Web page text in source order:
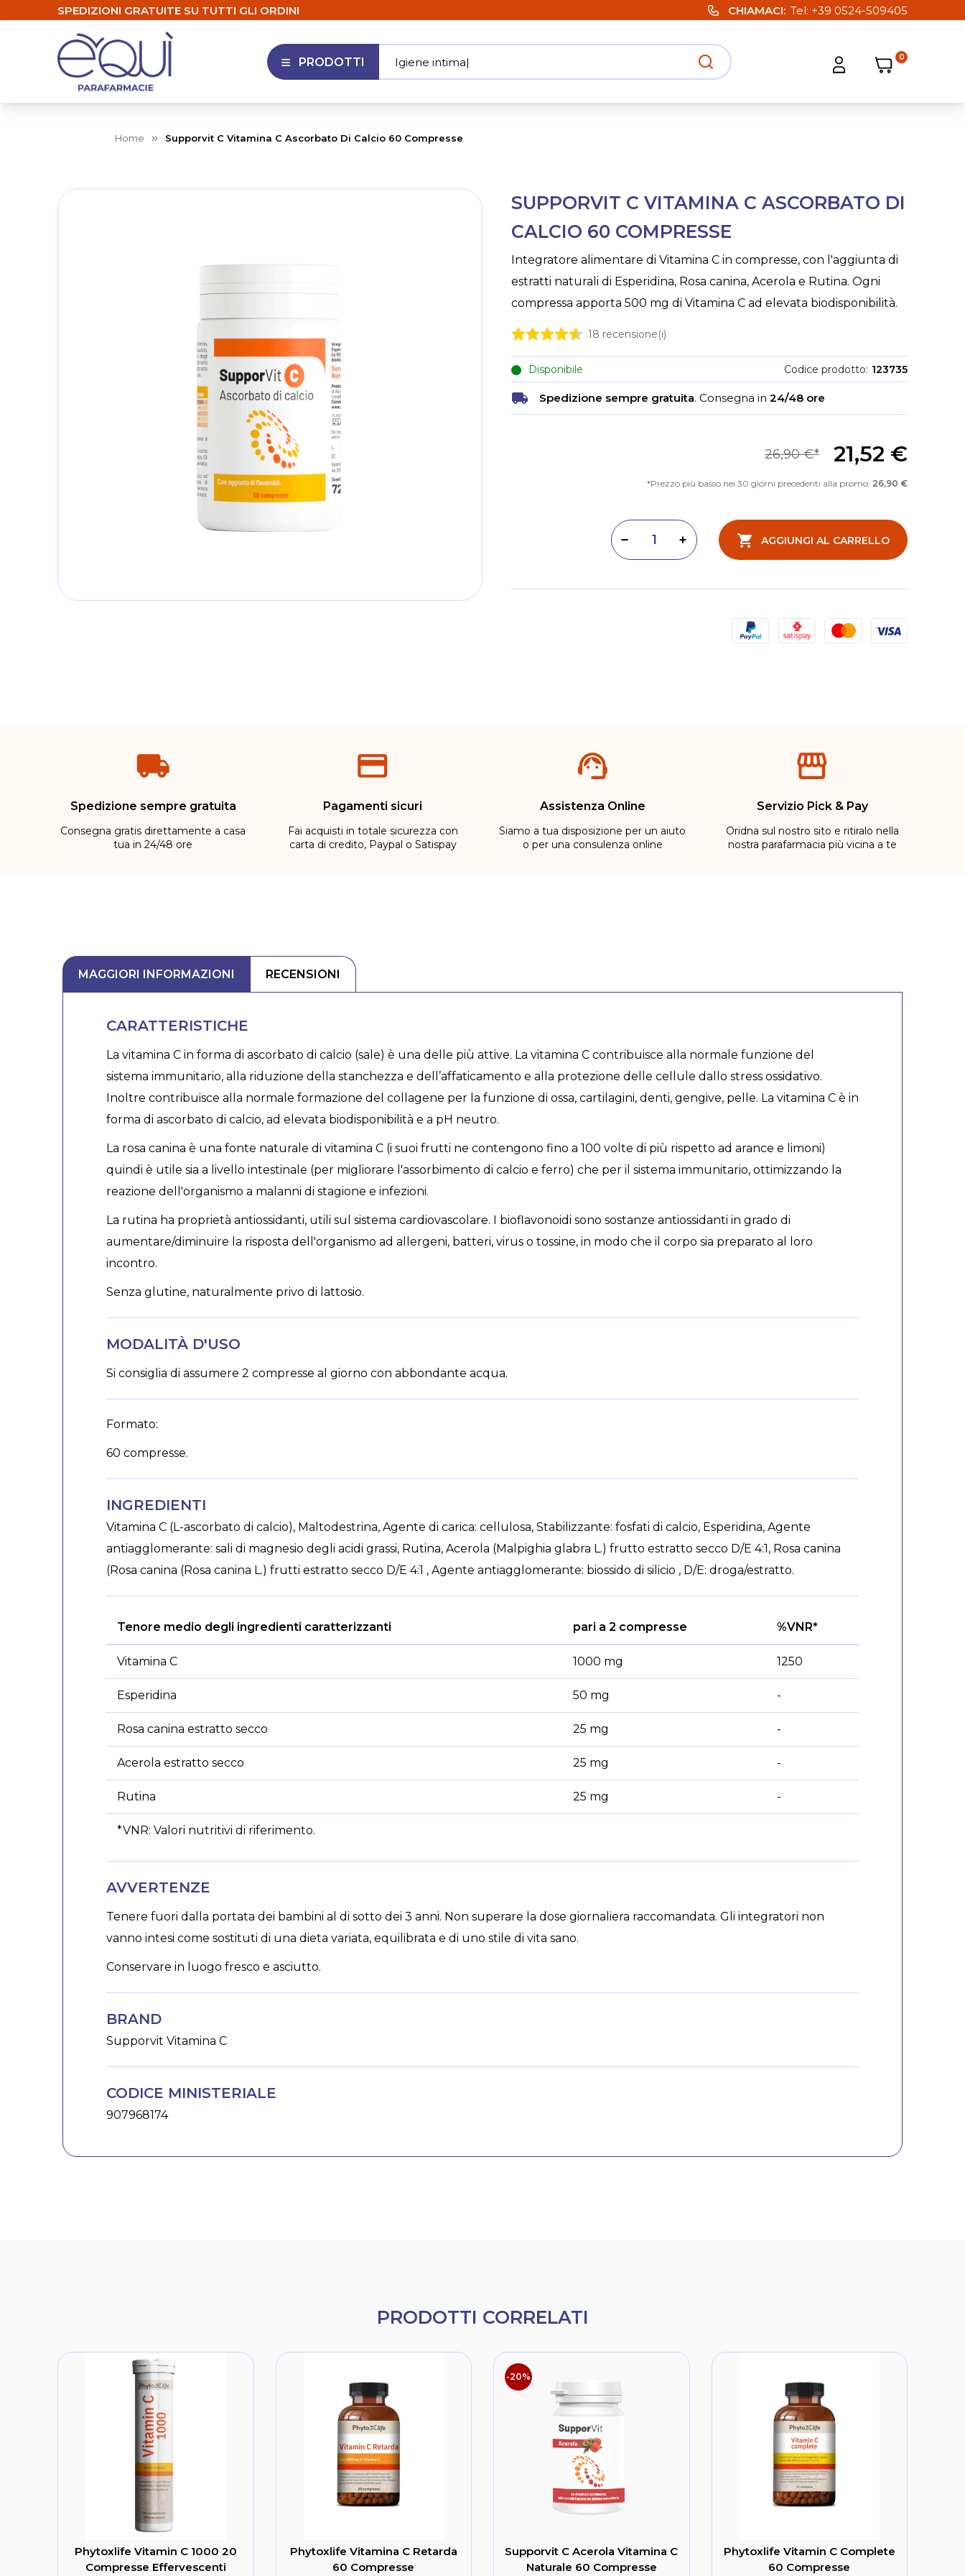
SPEDIZIONI GRATUITE SU TUTTI GLI ORDINI CHIAMACI Tel: +39 0524-509405
APRI MENU
PRODOTTI Apri ricerca
Igiene |
Apri strumenti utente
Carrello
Carrello
0
Home Supporvit C Vitamina C Ascorbato Di Calcio 60 Compresse
SUPPORVIT C VITAMINA C ASCORBATO DI
CALCIO 60 COMPRESSE
Integratore alimentare di Vitamina C in compresse, con l'aggiunta di
estratti naturali di Esperidina, Rosa canina, Acerola e Rutina. Ogni
compressa apporta 500 mg di Vitamina C ad elevata biodisponibilità.
18 recensione(i)
Disponibile Codice prodotto 123735
Spedizione sempre gratuita. Consegna in 24/48 ore
21,52 €
26,90 €
Prezzo più basso nei 30 giorni precedenti alla promo: 26,90 €
Aumenta quantità
Diminuisci quantità AGGIUNGI AL CARRELLO
Skip
to
to
beginning
images
gallery
Spedizione sempre gratuita
Consegna gratis direttamente a casa
tua in 24/48 ore
Pagamenti sicuri
Fai acquisti in totale sicurezza con
carta di credito, Paypal o Satispay
Assistenza Online
Siamo a tua disposizione per un aiuto
o per una consulenza online
Servizio Pick & Pay
Oridna sul nostro sito e ritiralo nella
nostra parafarmacia più vicina a te
MAGGIORI INFORMAZIONI RECENSIONI
CARATTERISTICHE
La vitamina C in forma di ascorbato di calcio (sale) è una delle più attive. La vitamina C contribuisce alla normale funzione del
sistema immunitario, alla riduzione della stanchezza e dell’affaticamento e alla protezione delle cellule dallo stress ossidativo.
Inoltre contribuisce alla normale formazione del collagene per la funzione di ossa, cartilagini, denti, gengive, pelle. La vitamina C è in
forma di ascorbato di calcio, ad elevata biodisponibilità e a pH neutro.
La rosa canina è una fonte naturale di vitamina C (i suoi frutti ne contengono fino a 100 volte di più rispetto ad arance e limoni)
quindi è utile sia a livello intestinale (per migliorare l'assorbimento di calcio e ferro) che per il sistema immunitario, ottimizzando la
reazione dell'organismo a malanni di stagione e infezioni.
La rutina ha proprietà antiossidanti, utili sul sistema cardiovascolare. I bioflavonoidi sono sostanze antiossidanti in grado di
aumentare/diminuire la risposta dell'organismo ad allergeni, batteri, virus o tossine, in modo che il corpo sia preparato al loro
incontro.
Senza glutine, naturalmente privo di lattosio.
MODALITÀ D'USO
Si consiglia di assumere 2 compresse al giorno con abbondante acqua.
Formato:
60 compresse.
INGREDIENTI
Vitamina C (L-ascorbato di calcio), Maltodestrina, Agente di carica: cellulosa, Stabilizzante: fosfati di calcio, Esperidina, Agente
antiagglomerante: sali di magnesio degli acidi grassi, Rutina, Acerola (Malpighia glabra L.) frutto estratto secco D/E 4:1, Rosa canina
(Rosa canina (Rosa canina L.) frutti estratto secco D/E 4:1 , Agente antiagglomerante: biossido di silicio , D/E: droga/estratto.
Tenore medio degli ingredienti caratterizzanti pari a 2 compresse %VNR*
Vitamina C 1000 mg 1250
Esperidina 50 mg -
Rosa canina estratto secco 25 mg -
Acerola estratto secco 25 mg -
Rutina 25 mg -
*VNR: Valori nutritivi di riferimento.
AVVERTENZE
Tenere fuori dalla portata dei bambini al di sotto dei 3 anni. Non superare la dose giornaliera raccomandata. Gli integratori non
vanno intesi come sostituti di una dieta variata, equilibrata e di uno stile di vita sano.
Conservare in luogo fresco e asciutto.
BRAND
Supporvit Vitamina C
CODICE MINISTERIALE
907968174
PRODOTTI CORRELATI
Phytoxlife Vitamin C 1000 20
Compresse Effervescenti
Phytoxlife Vitamina C Retarda
60 Compresse
-20%
Supporvit C Acerola Vitamina C
Naturale 60 Compresse
Phytoxlife Vitamin C Complete
60 Compresse